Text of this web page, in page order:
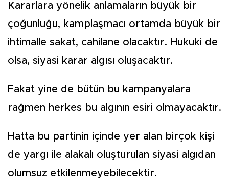
Kararlara yönelik anlamaların büyük bir
çoğunluğu, kamplaşmacı ortamda büyük bir
ihtimalle sakat, cahilane olacaktır. Hukuki de
olsa, siyasi karar algısı oluşacaktır.
Fakat yine de bütün bu kampanyalara
rağmen herkes bu algının esiri olmayacaktır.
Hatta bu partinin içinde yer alan birçok kişi
de yargı ile alakalı oluşturulan siyasi algıdan
olumsuz etkilenmeyebilecektir.